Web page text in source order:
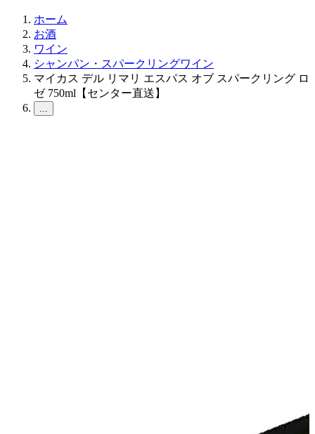
ホーム
お酒
ワイン
シャンパン・スパークリングワイン
マイカス デル リマリ エスパス オブ スパークリング ロ
ゼ 750ml【センター直送】
...